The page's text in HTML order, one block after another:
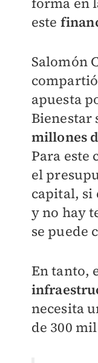
este
Salomón
apuesta
Bienestar
millones
Para este
el
capital, si
y no hay
se puede
En tanto,
necesita
de 300